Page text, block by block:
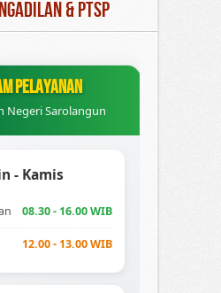
& PTSP
PELAYANAN
Negeri Sarolangun
- Kamis
08.30 - 16.00 WIB
12.00 - 13.00 WIB